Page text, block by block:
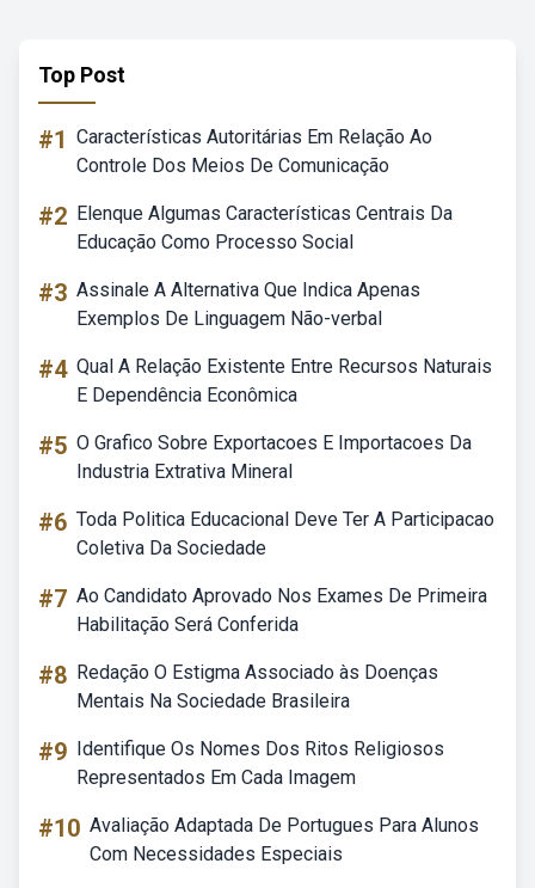
Top Post
#1 Características Autoritárias Em Relação Ao
Controle Dos Meios De Comunicação
#2 Elenque Algumas Características Centrais Da
Educação Como Processo Social
#3 Assinale A Alternativa Que Indica Apenas
Exemplos De Linguagem Não-verbal
#4 Qual A Relação Existente Entre Recursos Naturais
E Dependência Econômica
#5 O Grafico Sobre Exportacoes E Importacoes Da
Industria Extrativa Mineral
#6 Toda Politica Educacional Deve Ter A Participacao
Coletiva Da Sociedade
#7 Ao Candidato Aprovado Nos Exames De Primeira
Habilitação Será Conferida
#8 Redação O Estigma Associado às Doenças
Mentais Na Sociedade Brasileira
#9 Identifique Os Nomes Dos Ritos Religiosos
Representados Em Cada Imagem
#10 Avaliação Adaptada De Portugues Para Alunos
Com Necessidades Especiais